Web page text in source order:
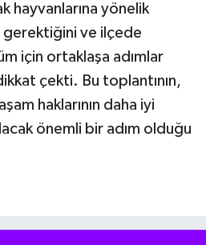
hayvanlarına yönelik
gerektiğini ve ilçede
için ortaklaşa adımlar
çekti. Bu toplantının,
haklarının daha iyi
önemli bir adım olduğu